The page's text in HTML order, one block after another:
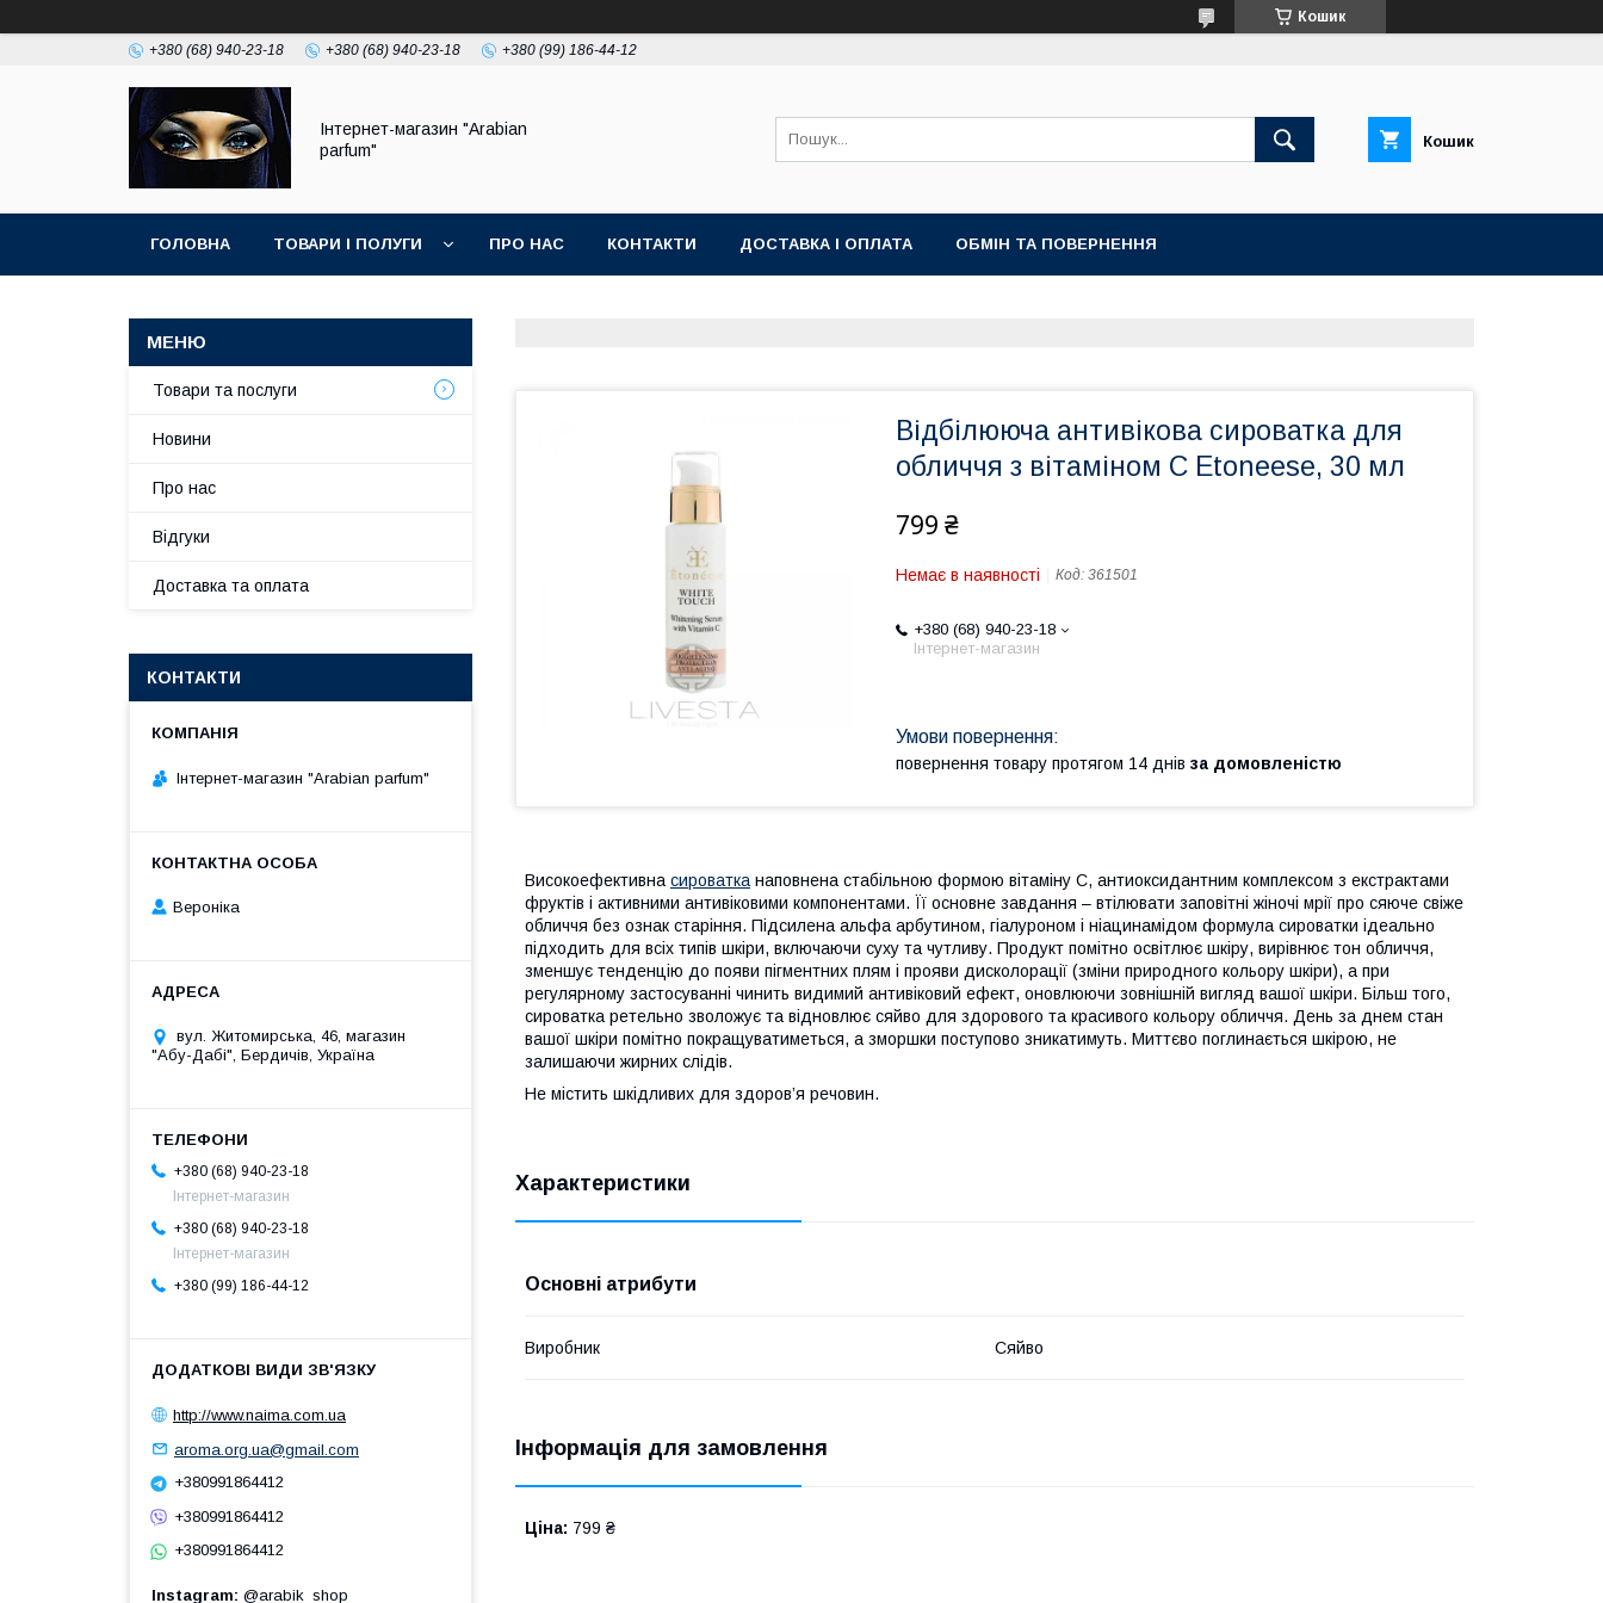
Кошик
+380 (68) 940-23-18 +380 (68) 940-23-18 +380 (99) 186-44-12
Інтернет-магазин "Arabian
parfum"
Кошик
ГОЛОВНА ТОВАРИ І ПОЛУГИ ПРО НАС КОНТАКТИ ДОСТАВКА І ОПЛАТА ОБМІН ТА ПОВЕРНЕННЯ
Відбілююча антивікова сироватка для
обличчя з вітаміном С Etoneese, 30 мл
799 ₴
Немає в наявності Код: 361501
+380 (68) 940-23-18
Інтернет-магазин
повернення товару протягом 14 днів за домовленістю
Високоефективнасироватканаповнена стабільною формою вітаміну С, антиоксидантним комплексом з екстрактами
фруктів і активними антивіковими компонентами. Її основне завдання – втілювати заповітні жіночі мрії про сяюче свіже
обличчя без ознак старіння. Підсилена альфа арбутином, гіалуроном і ніацинамідом формула сироватки ідеально
підходить для всіх типів шкіри, включаючи суху та чутливу. Продукт помітно освітлює шкіру, вирівнює тон обличчя,
зменшує тенденцію до появи пігментних плям і прояви дисколорації (зміни природного кольору шкіри), а при
регулярному застосуванні чинить видимий антивіковий ефект, оновлюючи зовнішній вигляд вашої шкіри. Більш того,
сироватка ретельно зволожує та відновлює сяйво для здорового та красивого кольору обличчя. День за днем стан
вашої шкіри помітно покращуватиметься, а зморшки поступово зникатимуть. Миттєво поглинається шкірою, не
залишаючи жирних слідів.
Не містить шкідливих для здоров’я речовин.
Характеристики
Основні атрибути
Виробник Сяйво
Інформація для замовлення
Ціна: 799 ₴
Товари та послуги
Новини
Про нас
Відгуки
Доставка та оплата
КОНТАКТИ
Інтернет-магазин "Arabian parfum"
Вероніка
вул. Житомирська, 46, магазин
"Абу-Дабі", Бердичів, Україна
+380 (68) 940-23-18
Інтернет-магазин
+380 (68) 940-23-18
Інтернет-магазин
+380 (99) 186-44-12
http://www.naima.com.ua
aroma.org.ua@gmail.com
+380991864412
+380991864412
+380991864412
Instagram @arabik_shop